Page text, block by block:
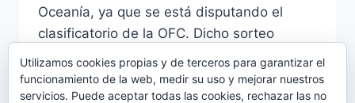
Oceanía, ya que se está disputando el
clasificatorio de la OFC. Dicho sorteo
encuadrará a las selecciones en…
LEER MÁS HOY
Utilizamos cookies propias y de terceros para garantizar el
funcionamiento de la web, medir su uso y mejorar nuestros
servicios. Puede aceptar todas las cookies, rechazar las no